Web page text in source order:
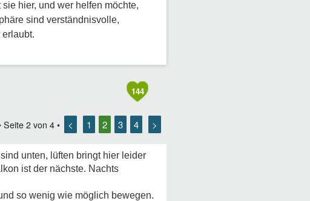
hier, und wer helfen möchte,
sind verständnisvolle,
144
Seite2 von 4 • < 1 2 3 4 >
unten, lüften bringt hier leider
ist der nächste. Nachts
so wenig wie möglich bewegen.